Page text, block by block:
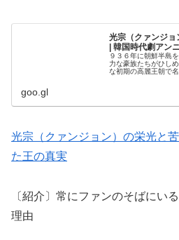
光宗（クァンジョ
| 韓国時代劇アン
９３６年に朝鮮半島
力な豪族たちがひし
な初期の高麗王朝で
goo.gl
光宗（クァンジョン）の栄光と
た王の真実
〔紹介〕常にファンのそばにい
理由